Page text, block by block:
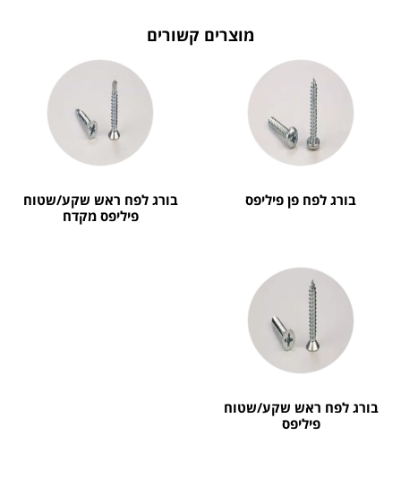
מוצרים קשורים
בורג לפח פן פיליפס
בורג לפח ראש שקע/שטוח
פיליפס מקדח
בורג לפח ראש שקע/שטוח
פיליפס